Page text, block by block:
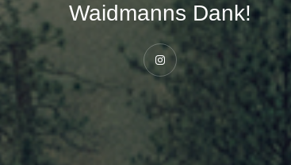
Waidmanns Dank!
Instagram